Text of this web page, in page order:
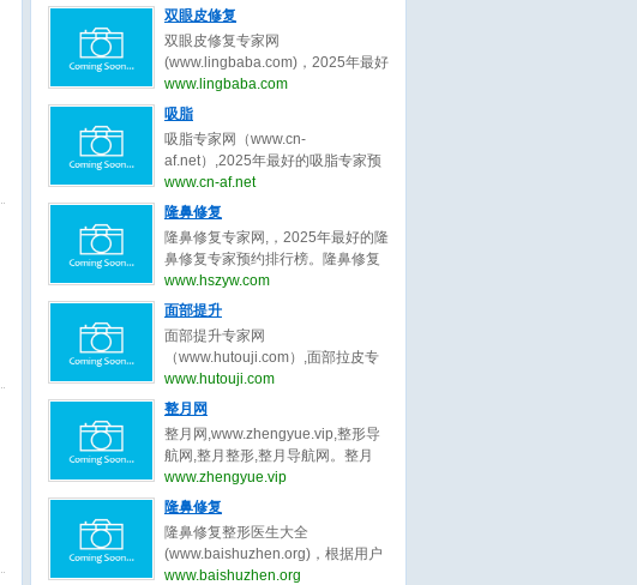
脂肪处理、脂肪注射。脂肪填充存
活率不稳定：部分脂肪细胞可能无
法存活，需要多次手术以达到理想
效果。
脂肪移位等原因导致的面部皮肤松
弛、皱纹、下垂等衰老特征。面部
年轻化的常见方法包括：手术类面
部年轻化（面部提拉术、SMAS筋
膜提升术、小切口面部年轻化）和
非手术类面部年轻化（注射填充提
升、埋线提升、射频紧肤术、超声
提拉）。
它在医疗领域有广泛的应用。超声
刀，全称为超声切割止血刀，是一
种利用超声波的高频振动来切割和
凝固人体组织的医疗器械。超声刀
通过将电能转换为超声波能量，利
用超声波的热效应、空化效应和机
械效应，实现对组织的切割、凝固
和止血。
家网，提供,王恒1,徐宇红,谢活生,夏
自刚,牟北平等关于热玛吉的专家和
信息。预约咨询微信：
bianmei0528。热玛吉是一种利用
射频技术进行皮肤紧致和抗衰老的
非侵入性美容治疗方法。热玛吉通
过高射频能量作用于皮肤深层，刺
激胶原蛋白的收缩和再生，从而达
到紧致肌肤、减少皱纹的效果。热
玛吉的工作原理基于射频技术。在
治疗过程中，热玛吉设备会发出特
定频率的射频能量，穿透皮肤表
层，到达皮肤深层组织。当射频能
量被组织中的水分子吸收后，会产
生热量，导致胶原蛋白纤维收缩，
并刺激新的胶原蛋白生成。
双眼皮修复
双眼皮修复专家网
(www.lingbaba.com)，2025年最好
的双眼皮修复专家预约排行榜。双
眼皮修复专家网，提供曾翾,张园园,
雄,史迎军,白永辉,李冉,冷静,田怡,刘
平,陈勇,余东,周瑜,俞惠忠,张楚,李
勇,郑小红,王晓峰,王恒,王维,佀同帅,
徐晓斐,王衡健,陈小剑,王振军,刘志
刚,孟明星,杨蓉,王香平,敖健飞,师丽
丽,吴焱秋,李燕,张颖,张冰洁,常冬青,
金鑫,王世勇,彭青和,刘晓伟,隋长清,
靳小雷,孔宇,杨丽,田国静,滕彦,林靖,
张大艳,韩勋,王岩,卢建建,金云波,顾
斌,高寿松,范海燕,林威,潘贰,陈芝,张
娇娇,方涛,秦小惠,何洁,楼善叶,武文
蕾,刘学源,阮庆玲,李光琴,冯传波,赵
成利,朱迪,张小川,刘辅容等关于双
眼皮修复的专家和信息。预约咨询
微信：bianmei0528。
www.lingbaba.com
吸脂
吸脂专家网（www.cn-
af.net）,2025年最好的吸脂专家预
约排行榜。吸脂专家网，提供顾云
鹏,李发成,曹卫刚,齐越,王春虎,李小
刘冲,王阳,许占群,袁玉坤,乔爱军,马
梅生,李春财,程辰,田其,万晓楠,齐文
章,汪新伟,翟爽,吕倩雯,陈元良,孙笛,
曹孟君,冷冰,秦冬,龙成,刘玉钊,汪新
伟,张超,刘靖涛,李建锐,胡守舵,孙波,
盛玲玲,金洪尧,马桂娥,王维新,刘李
娜,郑岩,王乡宁,卢九宁,黄云福,李胜
旭,王勇,李增辉,卢新蕾,张荣明,刘彦
龙,詹炜卿,梁红伟,陈兵,张涛,唐亮,于
冬梅,鲁峰,刘杰伟,闫爱跃等关于吸
脂的专家和信息。预约咨询微信：
bianmei0528。
www.cn-af.net
隆鼻修复
隆鼻修复专家网,，2025年最好的隆
鼻修复专家预约排行榜。隆鼻修复
专家网，提供,韩加送,戴传昌,魏皎,
李圣利,韩嘉毅,李健,范锴,高顺福,刘
娟,任东,曲妙轩,葛志鑫,张龙,李保锴,
李信峰,向宏伟,李劲良,李长富,巫文
云,刘彦军,宫风勇,洪春,杜轶男,汪垟,
徐利刚,汪云锋,王英勇,王旭彬,陈倩,
赵士俊,王杰,李理,陈超群,叶子荣,柴
军,项昌峰,陈杰,李安平,孙前磊,陶俊,
龚涛,高山,曾高,安阳,路会,张辉,周
柯,牛勇敢,王艇,倪云志,韩国栋,冯雁
平,王欢,尤建军,胡俊峰,夏正义,李青
峰,罗汇东,张洪波,毕胜,王天国,曹芳,
王会勇,李文峰,刘志刚,朱灿,李希军,
www.hszyw.com
面部提升
面部提升专家网
（www.hutouji.com）,面部拉皮专
家网,脸部除皱专家网，2025年最好
的面部提升专家预约排行榜。面部
皮,脸部除皱,脸部拉皮专家,面部拉
皮专家,脸部除皱专家,柳民熙,穆宝
安,黄寅守,杜太超,张海明,祝东升,袁
强,杨大平,王乙立,金云波,卢丙仑,王
召东,王冀耕,倪峰,蒋松林等关于面
部提升的专家和信息。预约咨询微
信：bianmei0528。
www.hutouji.com
整月网
整月网,www.zhengyue.vip,整形导
航网,整月整形,整月导航网。整月
网，整月整形导航网_收集全国最好
的整形美容网站。
www.zhengyue.vip
隆鼻修复
隆鼻修复整形医生大全
(www.baishuzhen.org)，根据用户
口碑收录全中国最好的隆鼻修复整
www.baishuzhen.org